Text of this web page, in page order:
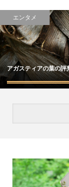
エンタメ
アガスティアの葉の評